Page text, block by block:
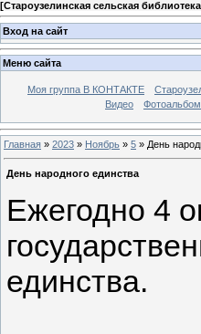
[Староузелинская сельская библиотека
Вход на сайт
Меню сайта
Моя группа В КОНТАКТЕ
Видео
Главная » 2023 » Ноябрь » 5 » День
День народного единства
Ежегодно 4
единства.